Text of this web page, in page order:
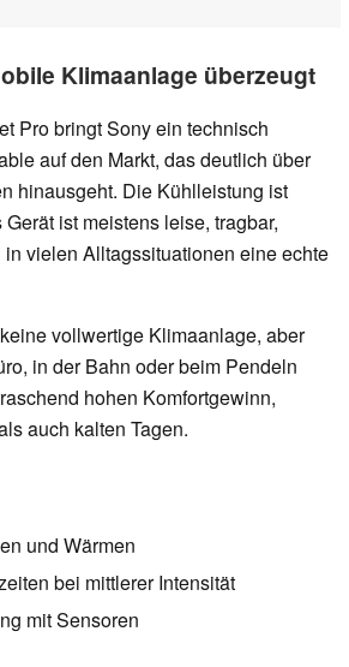
Klimaanlage überzeugt
Pro bringt Sony ein technisch
auf den Markt, das deutlich über
hinausgeht. Die Kühlleistung ist
ist meistens leise, tragbar,
in vielen Alltagssituationen eine echte
vollwertige Klimaanlage, aber
in der Bahn oder beim Pendeln
hohen Komfortgewinn,
auch kalten Tagen.
und Wärmen
bei mittlerer Intensität
mit Sensoren